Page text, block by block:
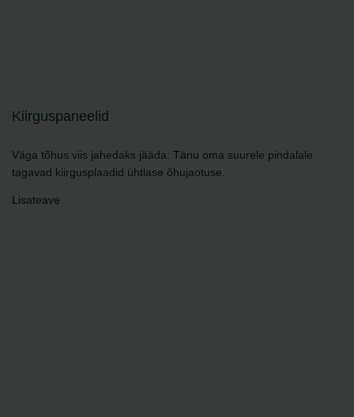
Kiirguspaneelid
Väga tõhus viis jahedaks jääda: Tänu oma suurele pindalale
tagavad kiirgusplaadid ühtlase õhujaotuse.
Lisateave